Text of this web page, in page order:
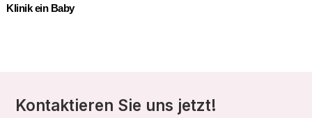
Klinik ein Baby
Kontaktieren Sie uns jetzt!